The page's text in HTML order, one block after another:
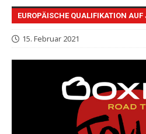
EUROPÄISCHE QUALIFIKATION
15. Februar 2021